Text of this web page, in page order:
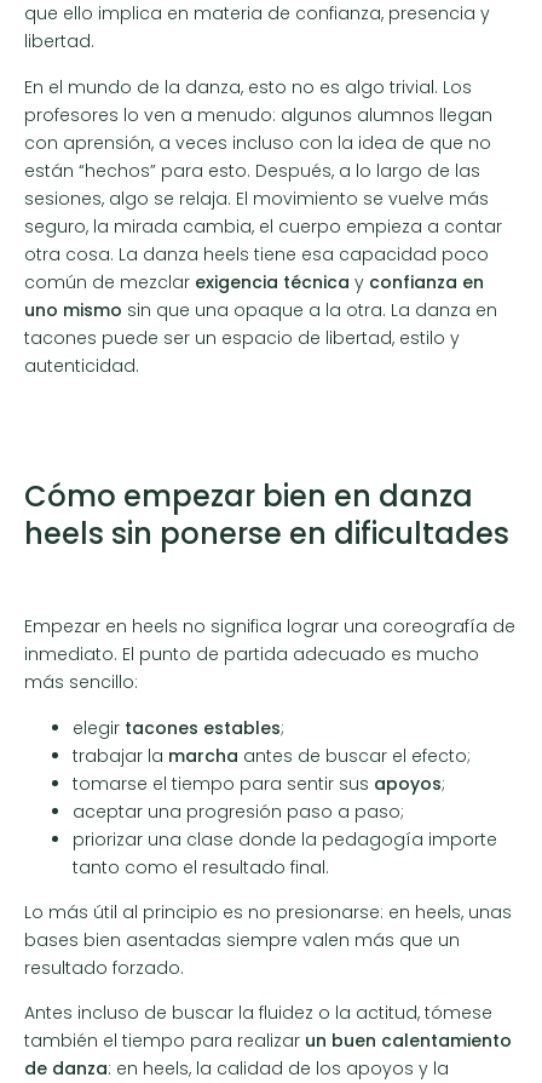
que ello implica en materia de confianza, presencia y
libertad.
En el mundo de la danza, esto no es algo trivial. Los
profesores lo ven a menudo: algunos alumnos llegan
con aprensión, a veces incluso con la idea de que no
están “hechos” para esto. Después, a lo largo de las
sesiones, algo se relaja. El movimiento se vuelve más
seguro, la mirada cambia, el cuerpo empieza a contar
otra cosa. La danza heels tiene esa capacidad poco
común de mezclar exigencia técnica y confianza en
uno mismo sin que una opaque a la otra. La danza en
tacones puede ser un espacio de libertad, estilo y
autenticidad.
Cómo empezar bien en danza
heels sin ponerse en dificultades
Empezar en heels no significa lograr una coreografía de
inmediato. El punto de partida adecuado es mucho
más sencillo:
elegir tacones estables;
trabajar la marcha antes de buscar el efecto;
tomarse el tiempo para sentir sus apoyos;
aceptar una progresión paso a paso;
priorizar una clase donde la pedagogía importe
tanto como el resultado final.
Lo más útil al principio es no presionarse: en heels, unas
bases bien asentadas siempre valen más que un
resultado forzado.
Antes incluso de buscar la fluidez o la actitud, tómese
también el tiempo para realizar un buen calentamiento
de danza: en heels, la calidad de los apoyos y la